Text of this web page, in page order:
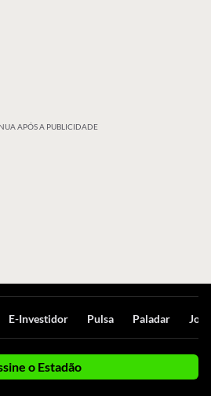
APÓS A PUBLICIDADE
E-Investidor Pulsa Paladar
o Estadão